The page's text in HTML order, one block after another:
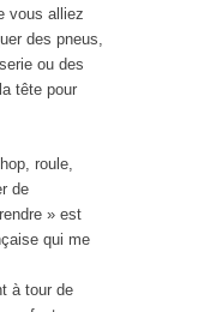
vous alliez
des pneus,
ou des
tête pour
roule,
de
» est
qui me
à tour de